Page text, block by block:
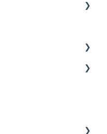
kirjautuminen ja